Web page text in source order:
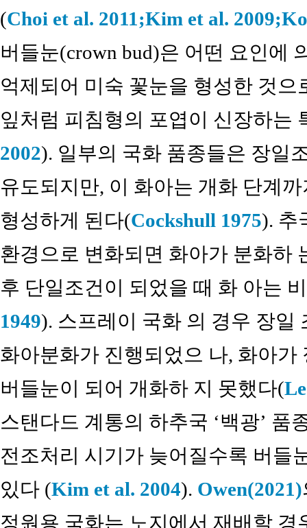
(Choi et al. 2011;Kim et al. 2009;
버들눈(crown bud)은 어떤 요인에
억제되어 미숙 꽃눈을 형성한 것
잎처럼 피침형의 포엽이 신장하는
2002). 일부의 국화 품종들은 장일
유도되지만, 이 화아는 개화 단계
형성하게 된다(Cockshull 1975). 추
환경으로 변화되면 화아가 분화하
후 단일조건이 되었을 때 화 아는
1949). 스프레이 국화 의 경우 장일
화아분화가 진행되었으 나, 화아
버들눈이 되어 개화하 지 못했다(
스탠다드 계통의 하추국 ‘백광’ 품
전조처리 시기가 늦어질수록 버들
있다 (Kim et al. 2004). Owen(2021)
정원용 국화는 노지에서 재배할